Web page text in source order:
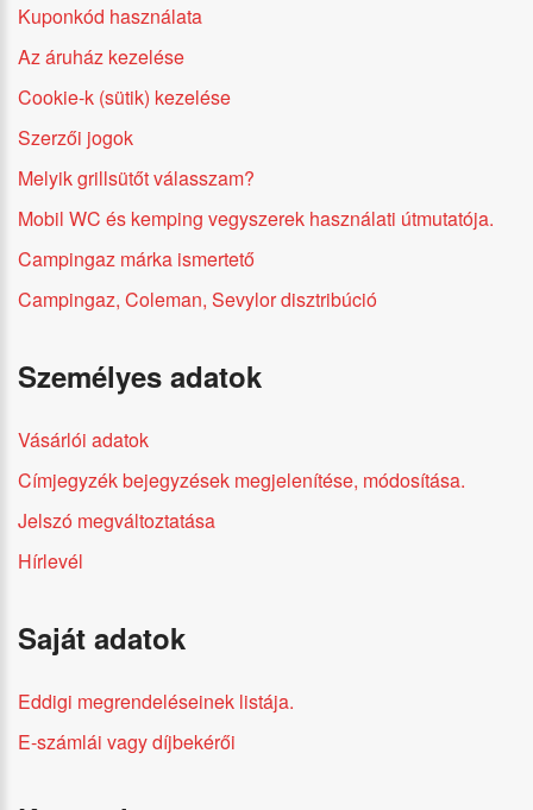
Kuponkód használata
Az áruház kezelése
Cookie-k (sütik) kezelése
Szerzői jogok
Melyik grillsütőt válasszam?
Mobil WC és kemping vegyszerek használati útmutatója.
Campingaz márka ismertető
Campingaz, Coleman, Sevylor disztribúció
Személyes adatok
Vásárlói adatok
Címjegyzék bejegyzések megjelenítése, módosítása.
Jelszó megváltoztatása
Hírlevél
Saját adatok
Eddigi megrendeléseinek listája.
E-számlái vagy díjbekérői